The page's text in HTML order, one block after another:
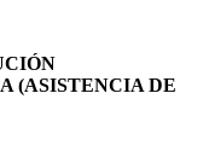
(ASISTENCIA DE